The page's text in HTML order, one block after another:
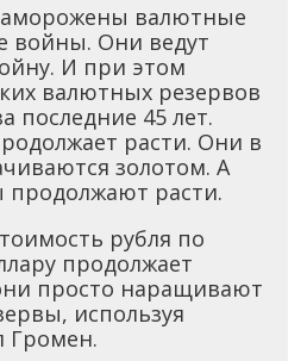
валютные
войны. Они ведут
И при этом
валютных резервов
последние 45 лет.
расти. Они в
золотом. А
продолжают расти.
рубля по
продолжает
просто наращивают
используя
Громен.